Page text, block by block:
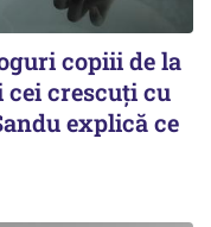
copiii de la
crescuți cu
explică ce